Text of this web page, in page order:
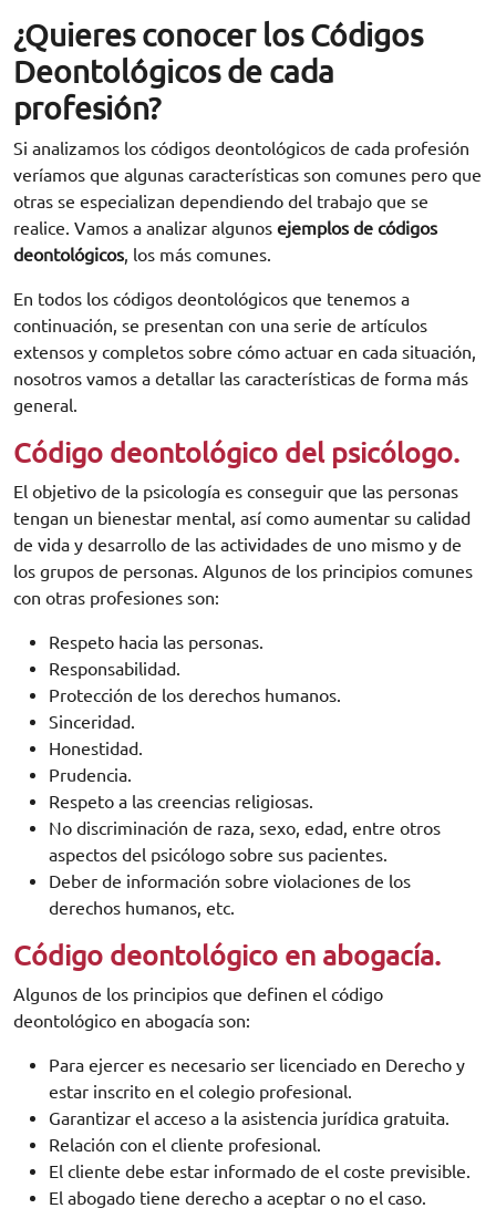
¿Quieres conocer los Códigos
Deontológicos de cada
profesión?
Si analizamos los códigos deontológicos de cada profesión
veríamos que algunas características son comunes pero que
otras se especializan dependiendo del trabajo que se
realice. Vamos a analizar algunos ejemplos de códigos
deontológicos, los más comunes.
En todos los códigos deontológicos que tenemos a
continuación, se presentan con una serie de artículos
extensos y completos sobre cómo actuar en cada situación,
nosotros vamos a detallar las características de forma más
general.
Código deontológico del psicólogo.
El objetivo de la psicología es conseguir que las personas
tengan un bienestar mental, así como aumentar su calidad
de vida y desarrollo de las actividades de uno mismo y de
los grupos de personas. Algunos de los principios comunes
con otras profesiones son:
Respeto hacia las personas.
Responsabilidad.
Protección de los derechos humanos.
Sinceridad.
Honestidad.
Prudencia.
Respeto a las creencias religiosas.
No discriminación de raza, sexo, edad, entre otros
aspectos del psicólogo sobre sus pacientes.
Deber de información sobre violaciones de los
derechos humanos, etc.
Código deontológico en abogacía.
Algunos de los principios que definen el código
deontológico en abogacía son:
Para ejercer es necesario ser licenciado en Derecho y
estar inscrito en el colegio profesional.
Garantizar el acceso a la asistencia jurídica gratuita.
Relación con el cliente profesional.
El cliente debe estar informado de el coste previsible.
El abogado tiene derecho a aceptar o no el caso.